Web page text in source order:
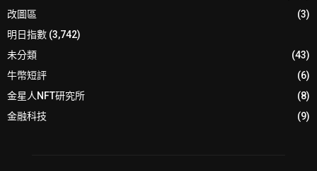
改圖區
(3)
明日指數 (3,742)
未分類
(43)
牛幣短評
(6)
金星人NFT研究所
(8)
金融科技
(9)